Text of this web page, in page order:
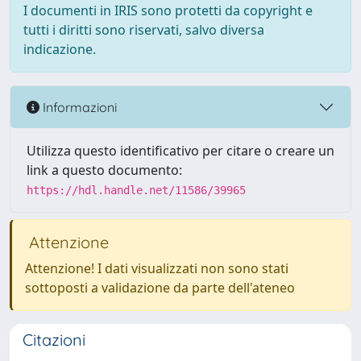
I documenti in IRIS sono protetti da copyright e
tutti i diritti sono riservati, salvo diversa
indicazione.
Informazioni
Utilizza questo identificativo per citare o creare un
link a questo documento:
https://hdl.handle.net/11586/39965
Attenzione
Attenzione! I dati visualizzati non sono stati
sottoposti a validazione da parte dell'ateneo
Citazioni